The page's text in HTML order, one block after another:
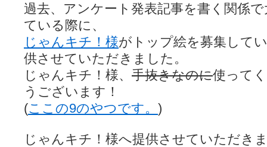
過去、アンケート発表記事を書く関係
ている際に、
じゃんキチ！様がトップ絵を募集して
供させていただきました。
じゃんキチ！様、 手抜きなのに使って
うございます！
(ここの9のやつです。 )
じゃんキチ！様へ提供させていただき